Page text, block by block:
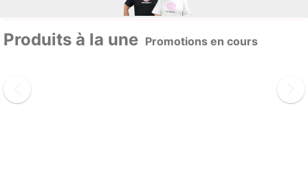
Produits à la une Promotions en cours